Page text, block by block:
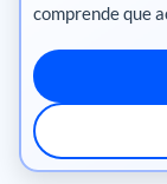
comprende que